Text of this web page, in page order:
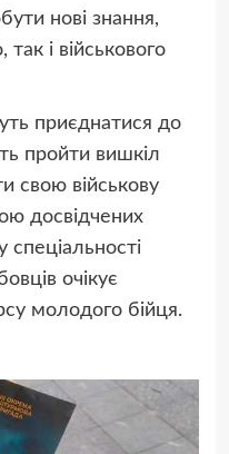
нові знання,
і військового
приєднатися до
пройти вишкіл
свою військову
досвідчених
спеціальності
очікує
молодого бійця.